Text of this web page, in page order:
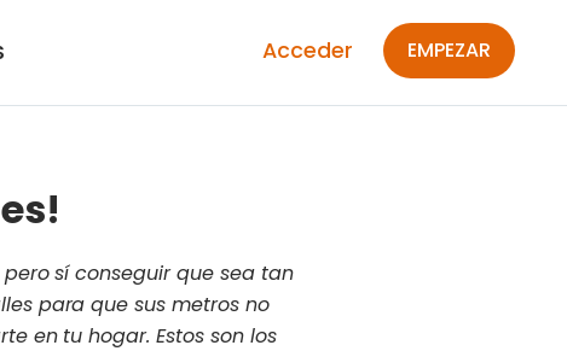
EMPEZAR
Acceder
sí conseguir que sea tan
para que sus metros no
en tu hogar. Estos son los